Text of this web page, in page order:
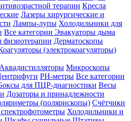
терапии Кресла
Лазеры хирургические и
Лампы-лупы Холодильники для
Все категории Эвакуаторы дыма
физиотерапии Дерматоскопы
(электрокоагуляторы)
Аквадистилляторы Микроскопы
PH-метры Все категории
для ПЦР-диагностики Весы
Дозаторы и принадлежности
(полярископы) Счётчики
Холодильники и